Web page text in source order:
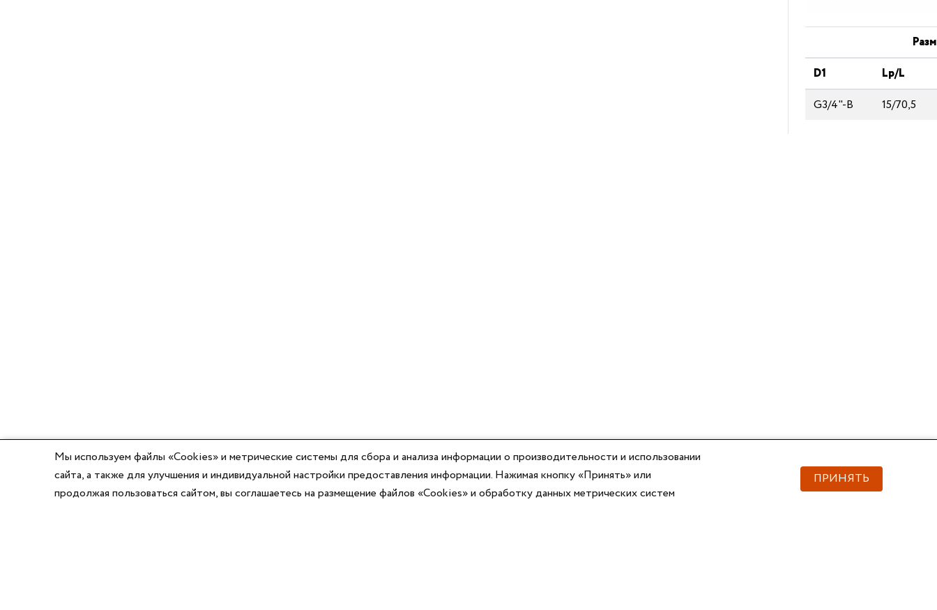
D1
Lp/L
G3/4"-B
15/70,5
Мы используем файлы «Cookies» и метрические системы для сбора и анализа информации о производительности и использовании
сайта, а также для улучшения и индивидуальной настройки предоставления информации. Нажимая кнопку «Принять» или
продолжая пользоваться сайтом, вы соглашаетесь на размещение файлов «Cookies» и обработку данных метрических систем
ПРИНЯТЬ